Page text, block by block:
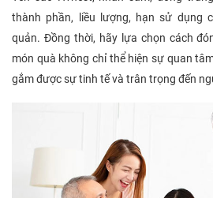
thành phần, liều lượng, hạn sử dụng
quản. Đồng thời, hãy lựa chọn cách
món quà không chỉ thể hiện sự quan
gắm được sự tinh tế và trân trọng đến